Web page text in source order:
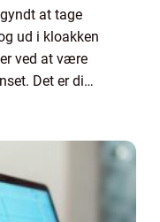
at tage
ud i kloakken
ved at være
Det er din